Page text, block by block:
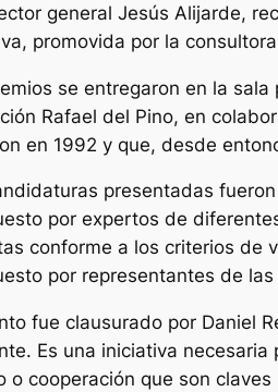
general Jesús Alijarde,
promovida por la
se entregaron en la
Rafael del Pino, en
en 1992 y que, desde
presentadas
por expertos de
conforme a los criterios de
por representantes de
fue clausurado por Daniel
Es una iniciativa
o cooperación que son